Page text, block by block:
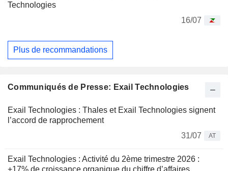
Technologies
16/07
Plus de recommandations
Communiqués de Presse: Exail Technologies
Exail Technologies : Thales et Exail Technologies signent
l’accord de rapprochement
31/07
AT
Exail Technologies : Activité du 2ème trimestre 2026 :
+17% de croissance organique du chiffre d’affaires